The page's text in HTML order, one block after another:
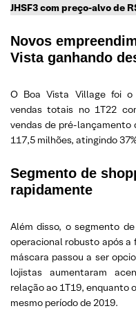
JHSF3 com preço-alvo de
Novos
Vista ganhando
O Boa Vista Village foi o
vendas totais no 1T22
vendas de pré-lançamento
117,5 milhões, atingindo
Segmento de
rapidamente
Além disso, o segmento
operacional robusto após a
máscara passou a ser
lojistas aumentaram
relação ao 1T19, enquanto
mesmo período de 2019.